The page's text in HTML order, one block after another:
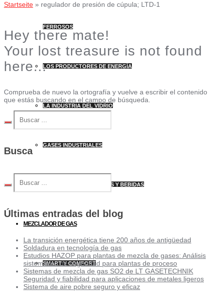
FERROSOS
LOS PRODUCTORES DE ENERGÍA
LA INDUSTRIA DEL VIDRIO
GASES INDUSTRIALES
INDUSTRIA DE ALIMENTOS Y BEBIDAS
MEZCLADOR DE GAS
SMART Y COMFORT
Startseite » regulador de presión de cúpula; LTD-1
Hey there mate!
Your lost treasure is not found
here...
Comprueba de nuevo la ortografía y vuelve a escribir el contenido
que estás buscando en el campo de búsqueda.
Busca
Últimas entradas del blog
La transición energética tiene 200 años de antigüedad
Soldadura en tecnología de gas
Estudios HAZOP para plantas de mezcla de gases: Análisis
sistemático de seguridad para plantas de proceso
Sistemas de mezcla de gas SO2 de LT GASETECHNIK
Seguridad y fiabilidad para aplicaciones de metales ligeros
Sistema de aire pobre seguro y eficaz